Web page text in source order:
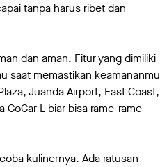
tanpa harus ribet dan
dan aman. Fitur yang dimiliki
saat memastikan keamananmu
Juanda Airport, East Coast,
L biar bisa rame-rame
kulinernya. Ada ratusan